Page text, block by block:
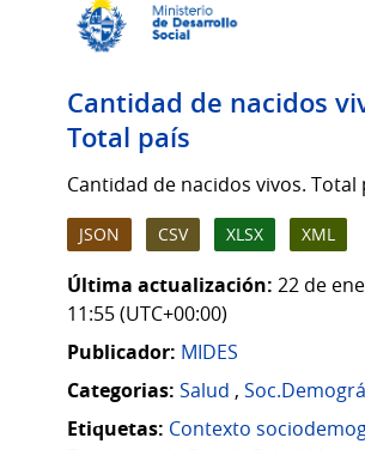
Cantidad de nacidos
Total país
Cantidad de nacidos vivos. Total
JSON CSV XLSX XML
Última actualización: 22 de
11:55 (UTC+00:00)
Publicador: MIDES
Categorias: Salud ,
Etiquetas: Contexto